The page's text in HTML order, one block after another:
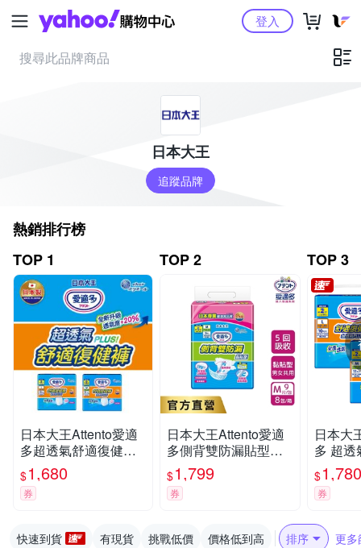
Yahoo購物中心登入
日本大王
追蹤品牌
熱銷排行榜
TOP 1
日本大王Attento愛適
多超透氣舒適復健褲
M/L
$1,680
券
TOP 2
日本大王Attento愛適
多側背雙防漏貼型紙
尿褲M_5回吸收_箱購
(9片X8包)
$1,799
券
TOP 3
日本大
多 超透
M/L(箱
$1,780
券
快速到貨 有現貨 挑戰低價 價格低到高 排序 更多